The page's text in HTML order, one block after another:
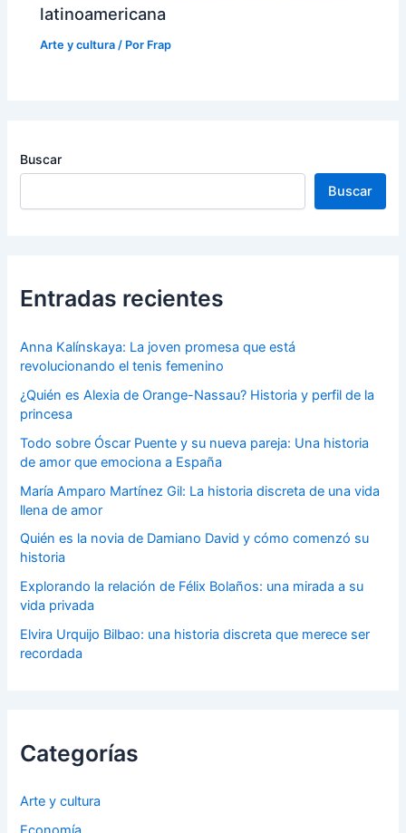
latinoamericana
Arte y cultura / Por Frap
Buscar
Buscar
Entradas recientes
Anna Kalínskaya: La joven promesa que está
revolucionando el tenis femenino
¿Quién es Alexia de Orange-Nassau? Historia y perfil de la
princesa
Todo sobre Óscar Puente y su nueva pareja: Una historia
de amor que emociona a España
María Amparo Martínez Gil: La historia discreta de una vida
llena de amor
Quién es la novia de Damiano David y cómo comenzó su
historia
Explorando la relación de Félix Bolaños: una mirada a su
vida privada
Elvira Urquijo Bilbao: una historia discreta que merece ser
recordada
Categorías
Arte y cultura